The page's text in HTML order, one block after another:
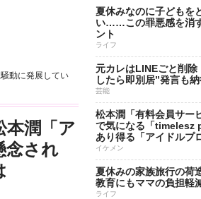
動に発展してい
本潤「ア
念され
夏休みなのに子どもを
い……この罪悪感を消
ント
ライフ
元カレはLINEごと削
したら即別居”発言も
芸能
松本潤「有料会員サー
で気になる「timelesz
あり得る「アイドルプ
イケメン
夏休みの家族旅行の荷
教育にもママの負担軽
ライフ